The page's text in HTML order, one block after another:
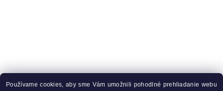
Používame cookies, aby sme Vám umožnili pohodlné prehliadanie webu